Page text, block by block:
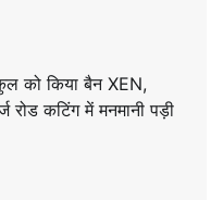
को किया बैन XEN,
रोड कटिंग में मनमानी पड़ी